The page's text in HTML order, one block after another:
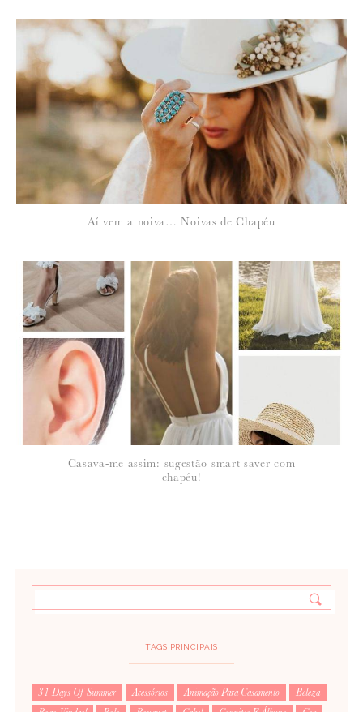
Aí vem a noiva… Noivas de Chapéu
Casava-me assim: sugestão smart saver com
chapéu!
TAGS PRINCIPAIS
31 Days Of Summer Acessórios Animação Para Casamento
Beleza